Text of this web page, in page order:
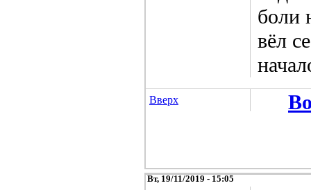
боли
вёл
Вверх
Вт, 19/11/2019 - 15:05